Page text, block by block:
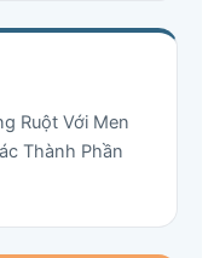
Ruột Với Men
Thành Phần